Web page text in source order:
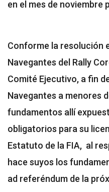
en el mes de noviembre
Conforme la resolución
Navegantes del Rally
Comité Ejecutivo, a fin
Navegantes a menores
fundamentos allí
obligatorios para su
Estatuto de la FIA, al
hace suyos los
ad referéndum de la